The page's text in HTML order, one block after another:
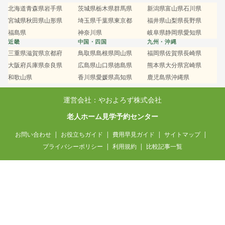
北海道青森県岩手県
宮城県秋田県山形県
福島県
茨城県栃木県群馬県
埼玉県千葉県東京都
神奈川県
新潟県富山県石川県
福井県山梨県長野県
岐阜県静岡県愛知県
近畿
三重県滋賀県京都府
大阪府兵庫県奈良県
和歌山県
中国・四国
鳥取県島根県岡山県
広島県山口県徳島県
香川県愛媛県高知県
九州・沖縄
福岡県佐賀県長崎県
熊本県大分県宮崎県
鹿児島県沖縄県
運営会社：やおよろず株式会社
老人ホーム見学予約センター
お問い合わせ お役立ちガイド 費用早見ガイド
サイトマップ
プライバシーポリシー
利用規約 比較記事一覧